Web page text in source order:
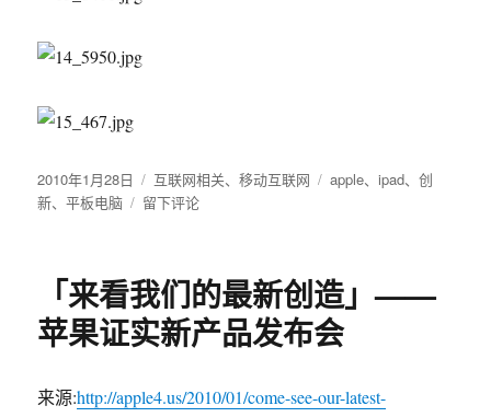
发
布
2010年1月28日
分
类
互联网相关、移动互联网
标
apple、ipad、创
新、平板电脑
于
板
终
于
了。。
留下评论
「来看我们的最新创造」——
苹果证实新产品发布会
来源:http://apple4.us/2010/01/come-see-our-latest-